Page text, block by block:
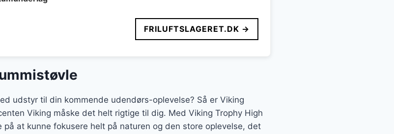
FRILUFTSLAGERET.DK →
udstyr til din kommende udendørs-oplevelse? Så er Viking
Viking måske det helt rigtige til dig. Med Viking Trophy High
at kunne fokusere helt på naturen og den store oplevelse, det